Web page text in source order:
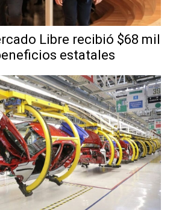
Libre recibió $68 mil
estatales